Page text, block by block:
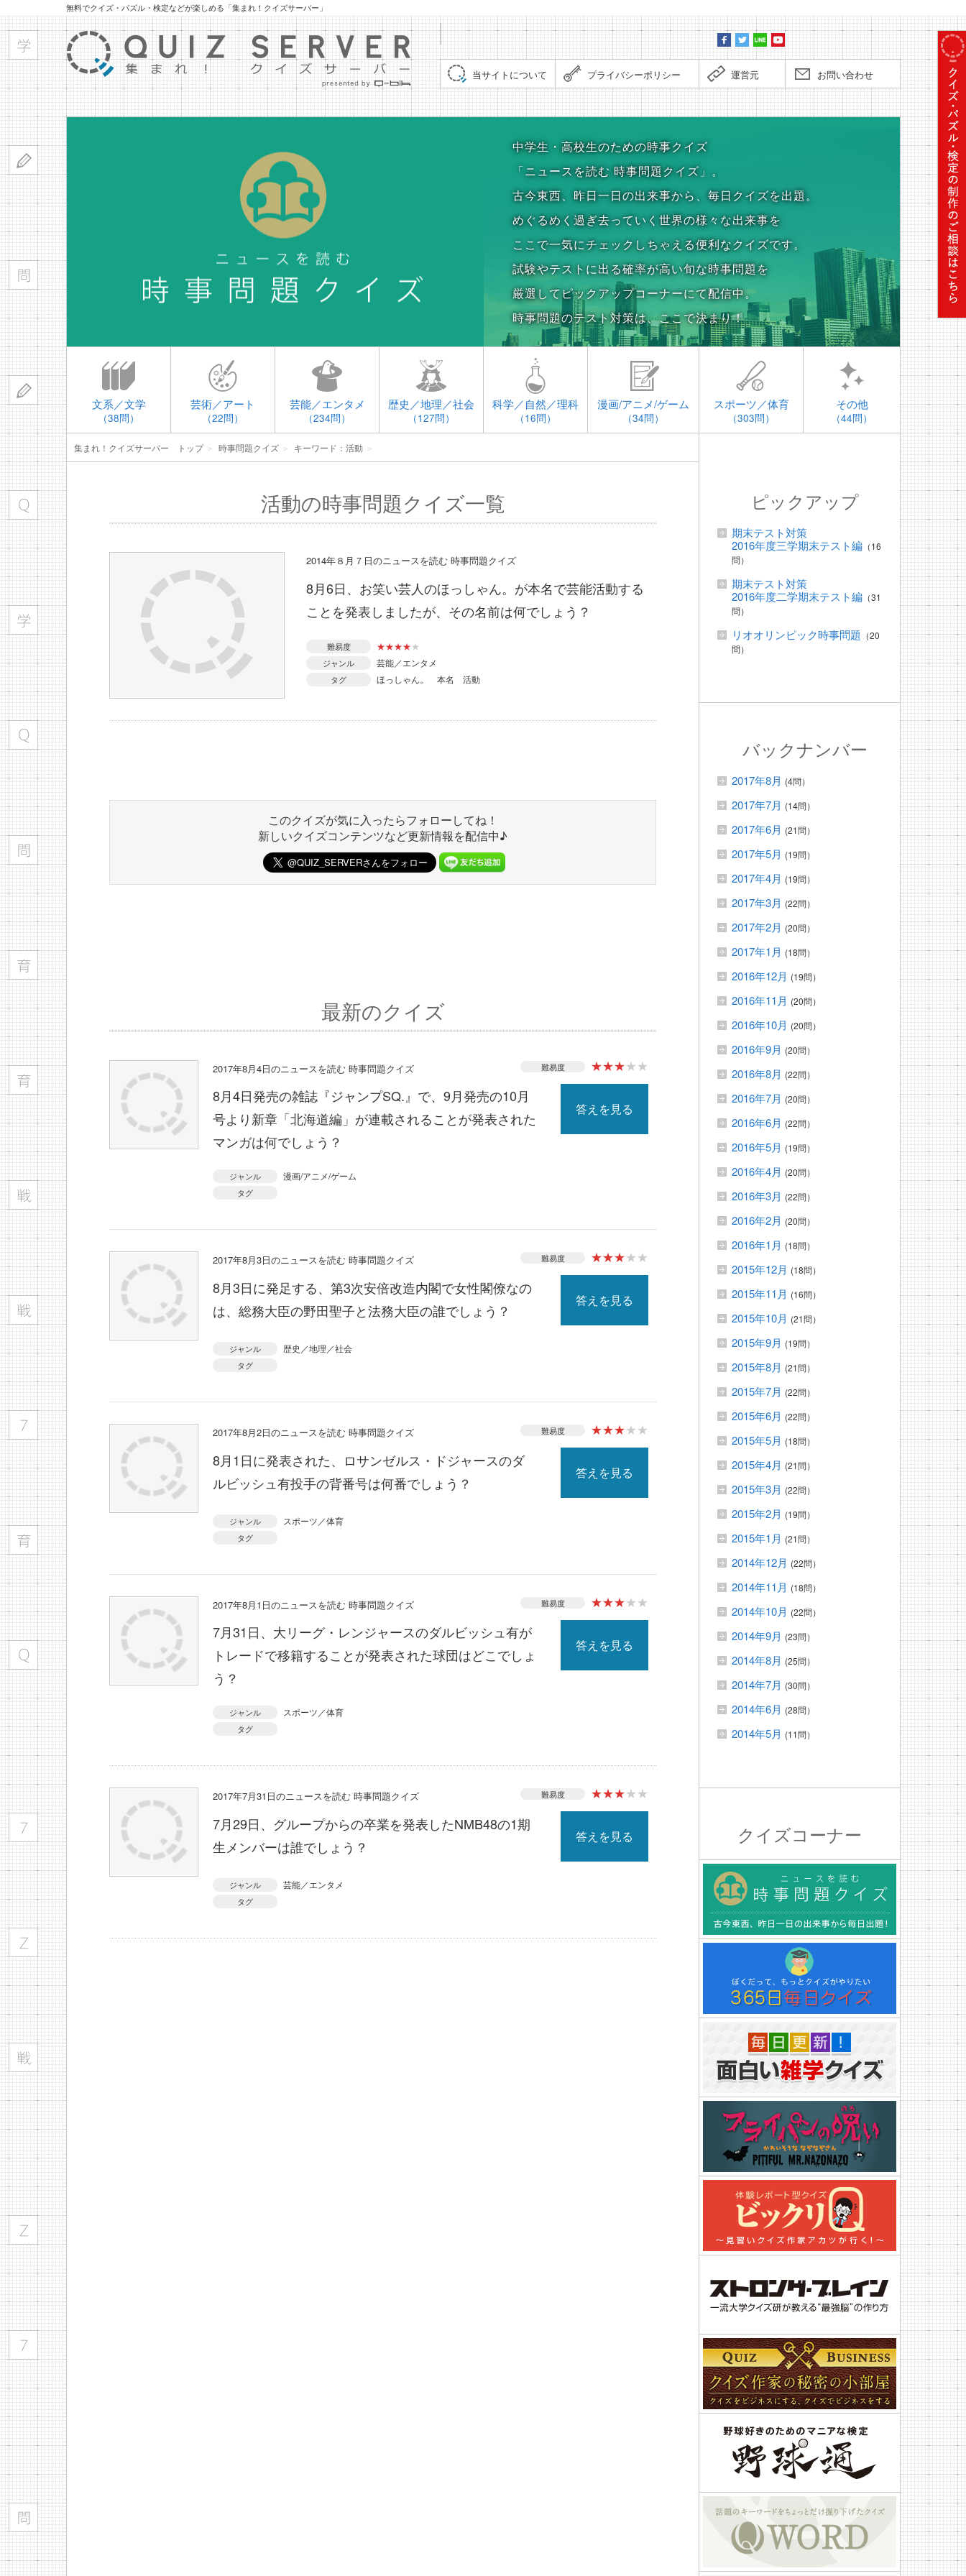
無料でクイズ・パズル・検定などが楽しめる「集まれ！クイズサーバー」
当サイトについて プライバシーポリシー 運営元 お問い合わせ
中学生・高校生のための時事クイズ
「ニュースを読む 時事問題クイズ」。
古今東西、昨日一日の出来事から、毎日クイズを出題。
めぐるめく過ぎ去っていく世界の様々な出来事を
ここで一気にチェックしちゃえる便利なクイズです。
試験やテストに出る確率が高い旬な時事問題を
厳選してピックアップコーナーにて配信中。
時事問題のテスト対策は、ここで決まり！
文系／文学
（38問）
芸術／アート
（22問）
芸能／エンタメ
（234問）
歴史／地理／社会
（127問）
科学／自然／理科
（16問）
漫画/アニメ/ゲーム
（34問）
スポーツ／体育
（303問）
その他
（44問）
集まれ！クイズサーバー トップ＞ 時事問題クイズ ＞ キーワード：活動 ＞
活動の時事問題クイズ一覧
2014年８月７日のニュースを読む 時事問題クイズ
8月6日、お笑い芸人のほっしゃん。が本名で芸能活動する
ことを発表しましたが、その名前は何でしょう？
難易度 ★★★★★
ジャンル 芸能／エンタメ
タグ ほっしゃん。 本名 活動
このクイズが気に入ったらフォローしてね！
新しいクイズコンテンツなど更新情報を配信中♪
最新のクイズ
2017年8月4日のニュースを読む 時事問題クイズ 難易度 ★★★★★
8月4日発売の雑誌『ジャンプSQ.』で、9月発売の10月
号より新章「北海道編」が連載されることが発表された
マンガは何でしょう？
答えを見る
ジャンル 漫画/アニメ/ゲーム
タグ
2017年8月3日のニュースを読む 時事問題クイズ 難易度 ★★★★★
8月3日に発足する、第3次安倍改造内閣で女性閣僚なの
は、総務大臣の野田聖子と法務大臣の誰でしょう？
答えを見る
ジャンル 歴史／地理／社会
タグ
2017年8月2日のニュースを読む 時事問題クイズ 難易度 ★★★★★
8月1日に発表された、ロサンゼルス・ドジャースのダ
ルビッシュ有投手の背番号は何番でしょう？
答えを見る
ジャンル スポーツ／体育
タグ
2017年8月1日のニュースを読む 時事問題クイズ 難易度 ★★★★★
7月31日、大リーグ・レンジャースのダルビッシュ有が
トレードで移籍することが発表された球団はどこでしょ
う？
答えを見る
ジャンル スポーツ／体育
タグ
2017年7月31日のニュースを読む 時事問題クイズ 難易度 ★★★★★
7月29日、グループからの卒業を発表したNMB48の1期
生メンバーは誰でしょう？
答えを見る
ジャンル 芸能／エンタメ
タグ
ピックアップ
期末テスト対策
2016年度三学期末テスト編 （16
問）
期末テスト対策
2016年度二学期末テスト編 （31
問）
リオオリンピック時事問題 （20
問）
バックナンバー
2017年8月 (4問）
2017年7月 (14問）
2017年6月 (21問）
2017年5月 (19問）
2017年4月 (19問）
2017年3月 (22問）
2017年2月 (20問）
2017年1月 (18問）
2016年12月 (19問）
2016年11月 (20問）
2016年10月 (20問）
2016年9月 (20問）
2016年8月 (22問）
2016年7月 (20問）
2016年6月 (22問）
2016年5月 (19問）
2016年4月 (20問）
2016年3月 (22問）
2016年2月 (20問）
2016年1月 (18問）
2015年12月 (18問）
2015年11月 (16問）
2015年10月 (21問）
2015年9月 (19問）
2015年8月 (21問）
2015年7月 (22問）
2015年6月 (22問）
2015年5月 (18問）
2015年4月 (21問）
2015年3月 (22問）
2015年2月 (19問）
2015年1月 (21問）
2014年12月 (22問）
2014年11月 (18問）
2014年10月 (22問）
2014年9月 (23問）
2014年8月 (25問）
2014年7月 (30問）
2014年6月 (28問）
2014年5月 (11問）
クイズコーナー